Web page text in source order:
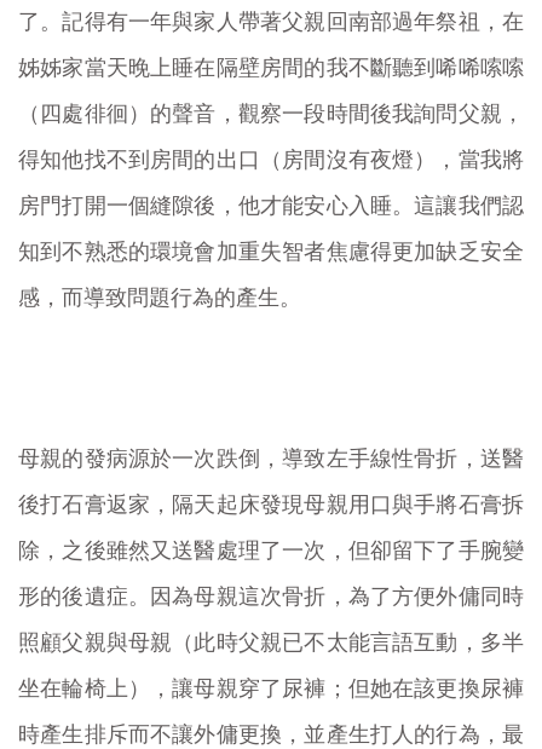
了。記得有一年與家人帶著父親回南部過年祭祖，在
姊姊家當天晚上睡在隔壁房間的我不斷聽到唏唏嗦嗦
（四處徘徊）的聲音，觀察一段時間後我詢問父親，
得知他找不到房間的出口（房間沒有夜燈），當我將
房門打開一個縫隙後，他才能安心入睡。這讓我們認
知到不熟悉的環境會加重失智者焦慮得更加缺乏安全
感，而導致問題行為的產生。
母親的發病源於一次跌倒，導致左手線性骨折，送醫
後打石膏返家，隔天起床發現母親用口與手將石膏拆
除，之後雖然又送醫處理了一次，但卻留下了手腕變
形的後遺症。因為母親這次骨折，為了方便外傭同時
照顧父親與母親（此時父親已不太能言語互動，多半
坐在輪椅上），讓母親穿了尿褲；但她在該更換尿褲
時產生排斥而不讓外傭更換，並產生打人的行為，最